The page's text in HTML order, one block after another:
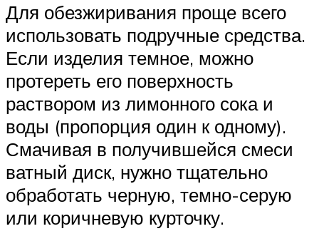
Для обезжиривания проще всего
использовать подручные средства.
Если изделия темное, можно
протереть его поверхность
раствором из лимонного сока и
воды (пропорция один к одному).
Смачивая в получившейся смеси
ватный диск, нужно тщательно
обработать черную, темно-серую
или коричневую курточку.